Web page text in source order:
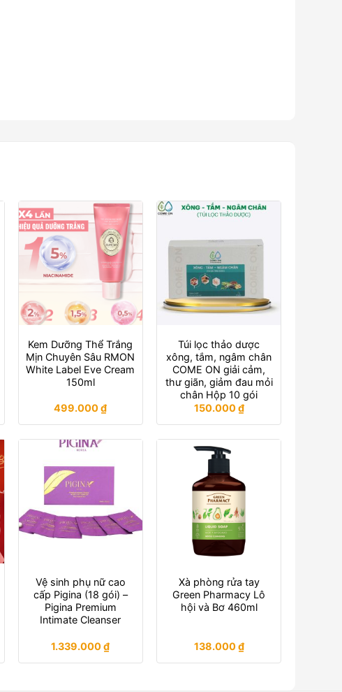
Kem Dưỡng Thể Trắng
Mịn Chuyên Sâu RMON
White Label Eve Cream
150ml
499.000₫
Túi lọc thảo dược
xông, tắm, ngâm chân
COME ON giải cảm,
thư giãn, giảm đau mỏi
chân Hộp 10 gói
150.000₫
Vệ sinh phụ nữ cao
cấp Pigina (18 gói) –
Pigina Premium
Intimate Cleanser
1.339.000₫
Xà phòng rửa tay
Green Pharmacy Lô
hội và Bơ 460ml
138.000₫